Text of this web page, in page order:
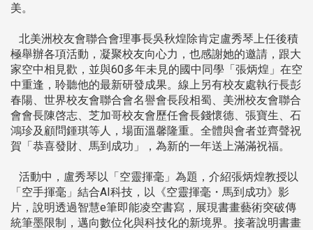
美。
北美洲校友會聯合會理事長吳秋煌除肯定盧秀琴上任後積
極舉辦各項活動，凝聚校友向心力，也感謝她的邀請，跟大
家空中相見歡，並與60多年未見的國中同學「張炳煌」在空
中重逢，聆聽他的最新研發成果。線上另有校友處執行長彭
春陽、世界校友會聯合會名譽會長段相蜀、美洲校友會聯合
會會長陳啓志、芝加哥校友會歷任會長錢懷德、張寶生、石
鴻珍及顧問鍾琪等人，場面溫馨隆重。全體與會者並齊聲祝
賀「恭喜發財、馬到成功」，為新的一年送上滿滿祝福。
活動中，盧秀琴以「空靈揮毫」為題，介紹張炳煌教授以
「空手揮毫」結合AI科技，以《空靈揮毫・馬到成功》影
片，說明透過智慧e筆即能凌空書寫，展現書畫藝術突破傳
統筆墨限制，邁向數位化與科技化的新境界。接著說明書畫